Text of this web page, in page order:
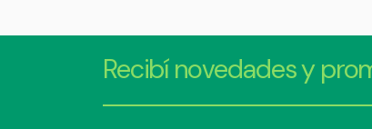
Recibí novedades y